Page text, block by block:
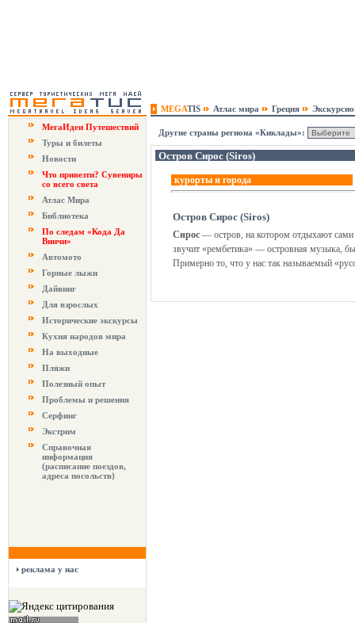
MEGATIS Атлас мира Греция
МегаИдеи Путешествий
Туры и билеты
Новости
Что привезти? Сувениры
со всего света
Атлас Мира
Библиотека
По следам «Кода Да
Винчи»
Автомото
Горные лыжи
Дайвинг
Для взрослых
Исторические экскурсы
Кухня народов мира
На выходные
Пляжи
Полезный опыт
Проблемы и решения
Серфинг
Экстрим
Справочная
информация
(расписание поездов,
адреса посольств)
реклама у нас
Другие страны региона «Киклады»:
Остров Сирос (Siros)
курорты и города
Остров Сирос (Siros)
Сирос — остров, на котором отдыхают сами
звучит «рембетика» — островная музыка,
Примерно то, что у нас так называемый